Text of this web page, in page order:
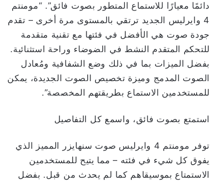
دائمًا معيارًا للاستماع المتطور بصوت فائق”. “مومنتم
4 وايرليس الجديد ترتقي بالمستوى مرة أخرى – تقدم
جودة صوت هي الأفضل في فئتها مع تقنية متقدمة
للتحكم المتقدم النشط في الضوضاء وراحة استثنائية.
بفضل الميزات بما في ذلك وضع الشفافية ومُعادل
الصوت المدمج وميزة تخصيص الصوت الجديدة، يمكن
للمستخدمين الاستماع بطريقتهم المخصصة”.
استمتع بصوت فائق، واسمع كل التفاصيل
توفر مومنتم 4 وايرليس صوت سنهايزر المميز الذي
يفوق كل شيء في فئته – مما يتيح للمستخدمين
الاستمتاع بموسيقاهم كما لم يحدث من قبل. بفضل